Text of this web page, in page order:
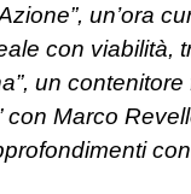
un’ora
con viabilità,
un
con Marco